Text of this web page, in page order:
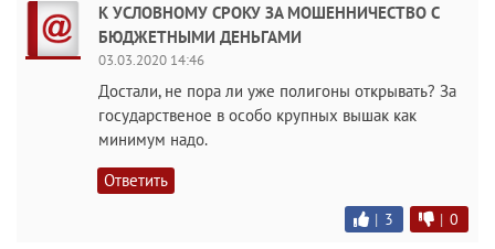
К УСЛОВНОМУ СРОКУ ЗА МОШЕННИЧЕСТВО С
БЮДЖЕТНЫМИ ДЕНЬГАМИ
03.03.2020 14:46
Достали, не пора ли уже полигоны открывать? За
государственое в особо крупных вышак как
минимум надо.
Ответить
| 3 | 0